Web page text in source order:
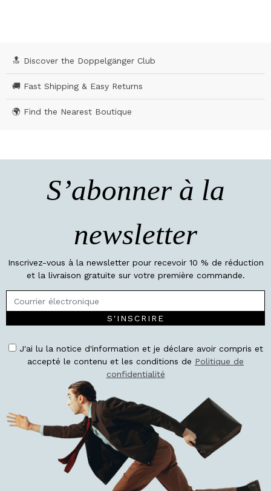
🔝 Discover the Doppelgänger Club
🚚 Fast Shipping & Easy Returns
🌍 Find the Nearest Boutique
S’abonner à la
newsletter
Inscrivez-vous à la newsletter pour recevoir 10 % de réduction
et la livraison gratuite sur votre première commande.
S'INSCRIRE
J'ai lu la notice d'information et je déclare avoir compris et
accepté le contenu et les conditions de Politique de
confidentialité